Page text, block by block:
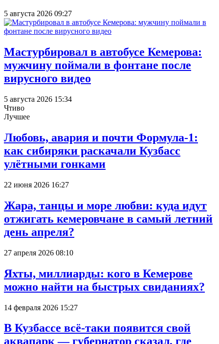
5 августа 2026 09:27
Мастурбировал в автобусе Кемерова:
мужчину поймали в фонтане после
вирусного видео
5 августа 2026 15:34
Чтиво
Лучшее
Любовь, авария и почти Формула-1:
как сибиряки раскачали Кузбасс
улётными гонками
22 июня 2026 16:27
Жара, танцы и море любви: куда идут
отжигать кемеровчане в самый летний
день апреля?
27 апреля 2026 08:10
Яхты, миллиарды: кого в Кемерове
можно найти на быстрых свиданиях?
14 февраля 2026 15:27
В Кузбассе всё-таки появится свой
аквапарк — губернатор сказал, где